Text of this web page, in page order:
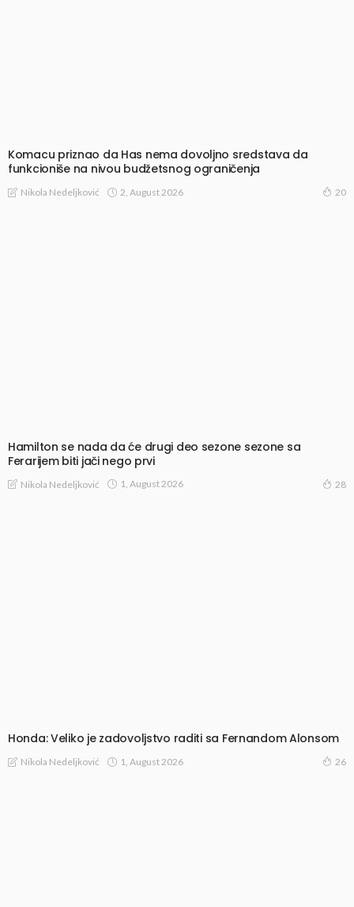
Komacu priznao da Has nema dovoljno sredstava da
funkcioniše na nivou budžetsnog ograničenja
Nikola Nedeljković 2, August 2026 20
Hamilton se nada da će drugi deo sezone sezone sa
Ferarijem biti jači nego prvi
Nikola Nedeljković 1, August 2026 28
Honda: Veliko je zadovoljstvo raditi sa Fernandom Alonsom
Nikola Nedeljković 1, August 2026 26